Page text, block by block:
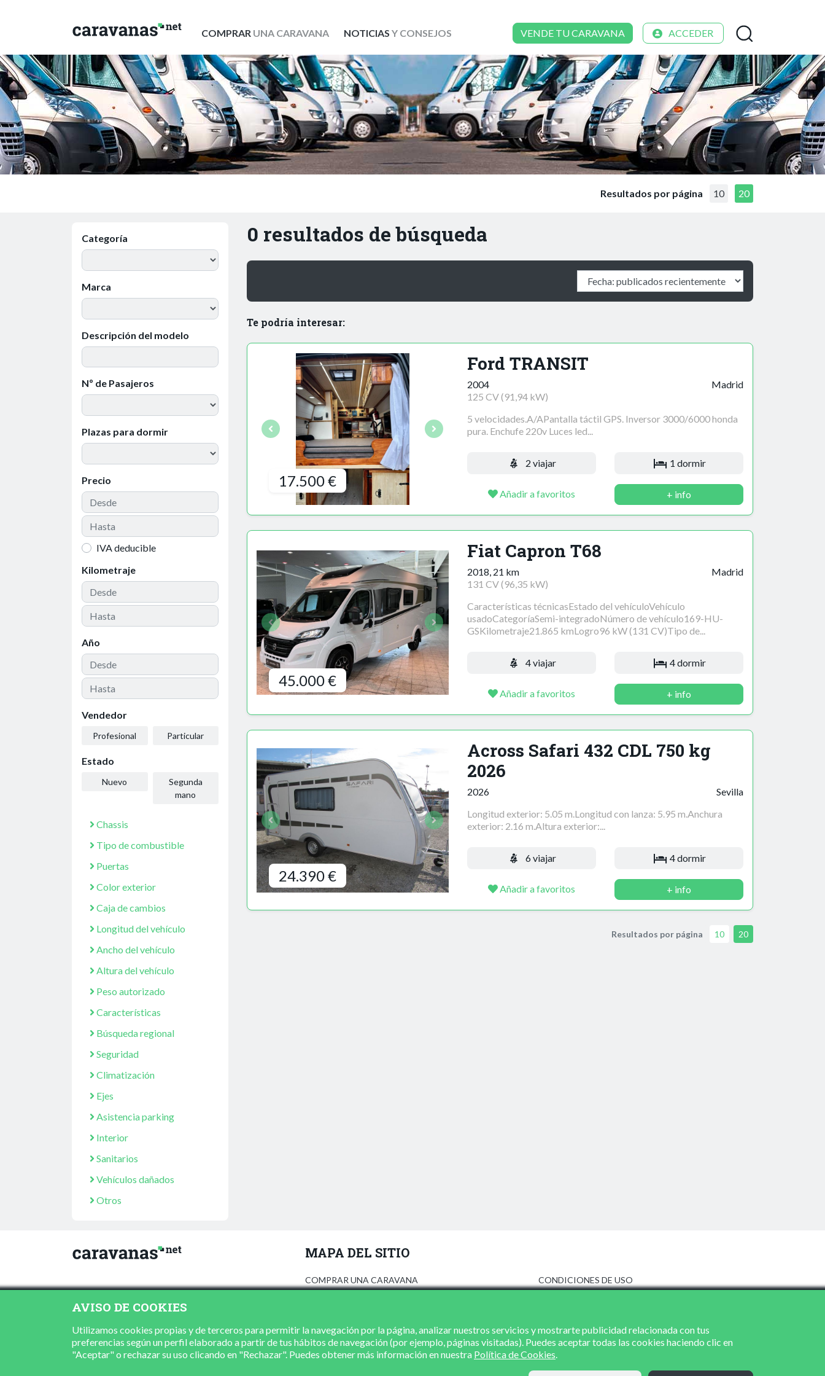
COMPRARUNA CARAVANA NOTICIAS Y CONSEJOS VENDE TU CARAVANA ACCEDER
Resultados por página 10 20
Categoría
Marca
Descripción del modelo
Nº de Pasajeros
Plazas para dormir
Precio
IVA deducible
Kilometraje
Año
Vendedor
Profesional Particular
Estado
Nuevo
Segunda
mano
Chassis
Tipo de combustible
Puertas
Color exterior
Caja de cambios
Longitud del vehículo
Ancho del vehículo
Altura del vehículo
Peso autorizado
Características
Búsqueda regional
Seguridad
Climatización
Ejes
Asistencia parking
Interior
Sanitarios
Vehículos dañados
Otros
0 resultados de búsqueda
Te podría interesar:
17.500 €
Ford TRANSIT
2004
125 CV (91,94 kW)
Madrid
5 velocidades.A/APantalla táctil GPS. Inversor 3000/6000 honda
pura. Enchufe 220v Luces led...
2 viajar 1 dormir
Añadir a favoritos + info
45.000 €
Fiat Capron T68
2018, 21 km
131 CV (96,35 kW)
Madrid
Características técnicasEstado del vehículoVehículo
usadoCategoríaSemi-integradoNúmero de vehículo169-HU-
GSKilometraje21.865 kmLogro96 kW (131 CV)Tipo de...
4 viajar 4 dormir
Añadir a favoritos + info
24.390 €
Across Safari 432 CDL 750 kg
2026
2026
Sevilla
Longitud exterior: 5.05 m.Longitud con lanza: 5.95 m.Anchura
exterior: 2.16 m.Altura exterior:...
6 viajar 4 dormir
Añadir a favoritos + info
Resultados por página 10 20
MAPA DEL SITIO
COMPRAR UNA CARAVANA
CONCESIONARIOS
CONTACTO
CONDICIONES DE USO
POLÍTICA DE COOKIES
AVISO DE COOKIES
Utilizamos cookies propias y de terceros para permitir la navegación por la página, analizar nuestros servicios y mostrarte publicidad relacionada con tus
preferencias según un perfil elaborado a partir de tus hábitos de navegación (por ejemplo, páginas visitadas). Puedes aceptar todas las cookies haciendo clic en
"Aceptar" o rechazar su uso clicando en "Rechazar". Puedes obtener más información en nuestra Política de Cookies.